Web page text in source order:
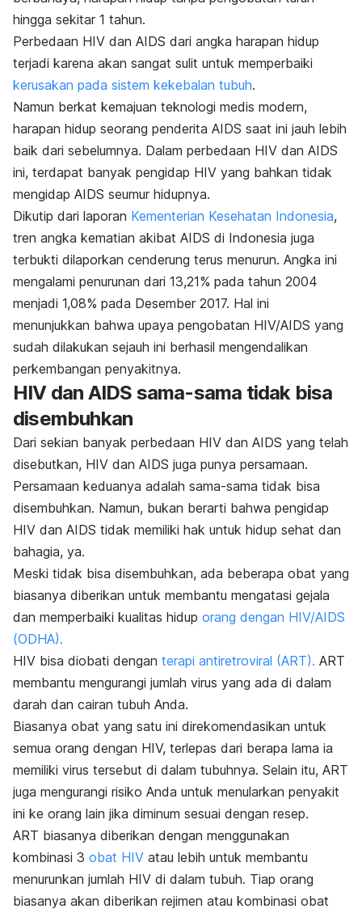
hingga sekitar 1 tahun.
Perbedaan HIV dan AIDS dari angka harapan hidup
terjadi karena akan sangat sulit untuk memperbaiki
kerusakan pada sistem kekebalan tubuh.
Namun berkat kemajuan teknologi medis modern,
harapan hidup seorang penderita AIDS saat ini jauh lebih
baik dari sebelumnya. Dalam perbedaan HIV dan AIDS
ini, terdapat banyak pengidap HIV yang bahkan tidak
mengidap AIDS seumur hidupnya.
Dikutip dari laporan Kementerian Kesehatan Indonesia,
tren angka kematian akibat AIDS di Indonesia juga
terbukti dilaporkan cenderung terus menurun. Angka ini
mengalami penurunan dari 13,21% pada tahun 2004
menjadi 1,08% pada Desember 2017. Hal ini
menunjukkan bahwa upaya pengobatan HIV/AIDS yang
sudah dilakukan sejauh ini berhasil mengendalikan
perkembangan penyakitnya.
HIV dan AIDS sama-sama tidak bisa
disembuhkan
Dari sekian banyak perbedaan HIV dan AIDS yang telah
disebutkan, HIV dan AIDS juga punya persamaan.
Persamaan keduanya adalah sama-sama tidak bisa
disembuhkan. Namun, bukan berarti bahwa pengidap
HIV dan AIDS tidak memiliki hak untuk hidup sehat dan
bahagia, ya.
Meski tidak bisa disembuhkan, ada beberapa obat yang
biasanya diberikan untuk membantu mengatasi gejala
dan memperbaiki kualitas hidup orang dengan HIV/AIDS
(ODHA).
HIV bisa diobati dengan terapi antiretroviral (ART). ART
membantu mengurangi jumlah virus yang ada di dalam
darah dan cairan tubuh Anda.
Biasanya obat yang satu ini direkomendasikan untuk
semua orang dengan HIV, terlepas dari berapa lama ia
memiliki virus tersebut di dalam tubuhnya. Selain itu, ART
juga mengurangi risiko Anda untuk menularkan penyakit
ini ke orang lain jika diminum sesuai dengan resep.
ART biasanya diberikan dengan menggunakan
kombinasi 3 obat HIV atau lebih untuk membantu
menurunkan jumlah HIV di dalam tubuh. Tiap orang
biasanya akan diberikan rejimen atau kombinasi obat